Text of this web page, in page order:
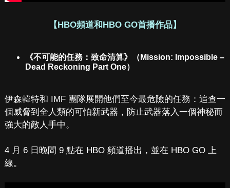
【HBO頻道和HBO GO首播作品】
《不可能的任務：致命清算》（Mission: Impossible –
Dead Reckoning Part One）
伊森韓特和 IMF 團隊展開他們至今最危險的任務：追查一
個威脅到全人類的可怕新武器，防止武器落入一個神秘而
強大的敵人手中。
4 月 6 日晚間 9 點在 HBO 頻道播出，並在 HBO GO 上
線。